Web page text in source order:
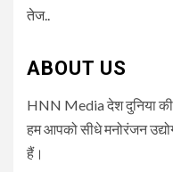
तेज..
ABOUT US
HNN Media देश दुनिया
हम आपको सीधे मनोरंजन
हैं।